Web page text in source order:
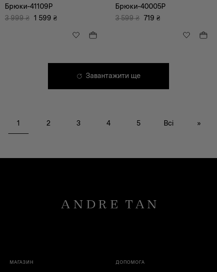
XXXL
БР
зелений
Брюки-41109P
3 999 ₴ 1 599 ₴
Брюки-40005P
3 599 ₴ 719 ₴
Завантажити ще
1 2 3 4 5 Всі »
МАГАЗИН ДОПОМОГА